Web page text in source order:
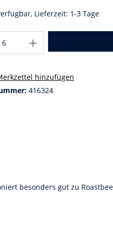
Lieferzeit: 1-3 Tage
hinzufügen
416324
besonders gut zu